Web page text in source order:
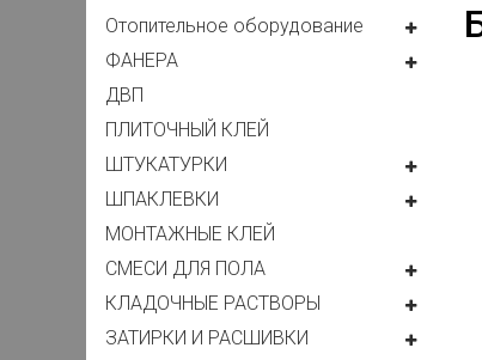
Отопительное оборудование
ФАНЕРА
ДВП
ПЛИТОЧНЫЙ КЛЕЙ
ШТУКАТУРКИ
ШПАКЛЕВКИ
МОНТАЖНЫЕ КЛЕЙ
СМЕСИ ДЛЯ ПОЛА
КЛАДОЧНЫЕ РАСТВОРЫ
ЗАТИРКИ И РАСШИВКИ